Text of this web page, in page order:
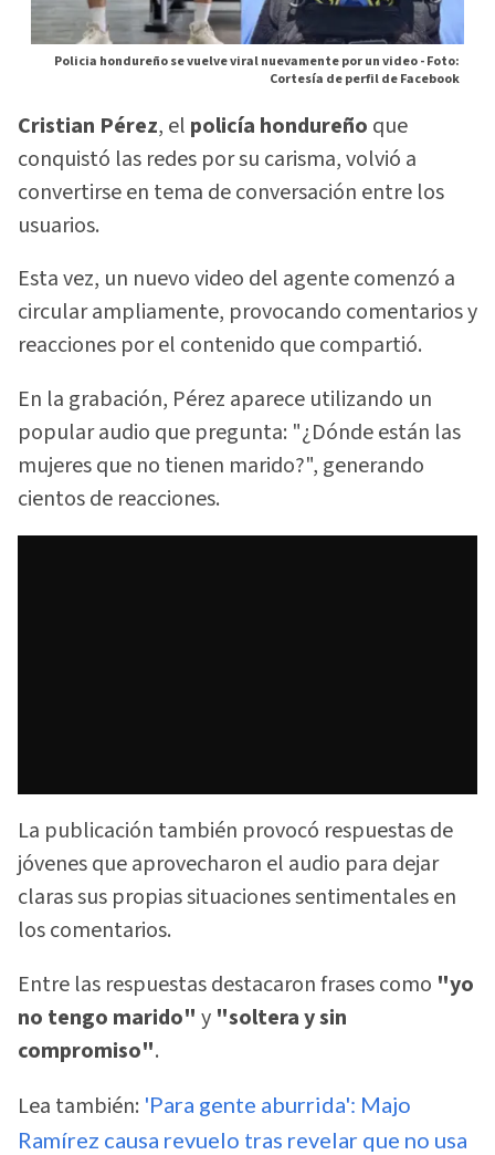
Policia hondureño se vuelve viral nuevamente por un video -Foto:
Cortesía de perfil de Facebook
Cristian Pérez, el policía hondureño que
conquistó las redes por su carisma, volvió a
convertirse en tema de conversación entre los
usuarios.
Esta vez, un nuevo video del agente comenzó a
circular ampliamente, provocando comentarios y
reacciones por el contenido que compartió.
En la grabación, Pérez aparece utilizando un
popular audio que pregunta: "¿Dónde están las
mujeres que no tienen marido?", generando
cientos de reacciones.
La publicación también provocó respuestas de
jóvenes que aprovecharon el audio para dejar
claras sus propias situaciones sentimentales en
los comentarios.
Entre las respuestas destacaron frases como "yo
no tengo marido" y "soltera y sin
compromiso".
Lea también: 'Para gente aburrida': Majo
Ramírez causa revuelo tras revelar que no usa